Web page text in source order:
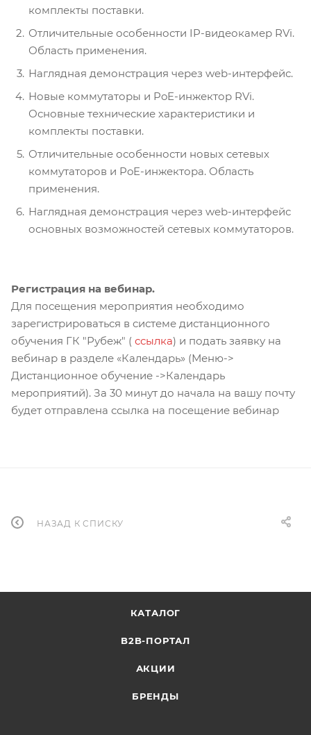
комплекты поставки.
Отличительные особенности IP-видеокамер RVi.
Область применения.
Наглядная демонстрация через web-интерфейс.
Новые коммутаторы и PoE-инжектор RVi.
Основные технические характеристики и
комплекты поставки.
Отличительные особенности новых сетевых
коммутаторов и PoE-инжектора. Область
применения.
Наглядная демонстрация через web-интерфейс
основных возможностей сетевых коммутаторов.
Регистрация на вебинар.
Для посещения мероприятия необходимо
зарегистрироваться в системе дистанционного
обучения ГК "Рубеж" ( ссылка) и подать заявку на
вебинар в разделе «Календарь» (Меню->
Дистанционное обучение ->Календарь
мероприятий). За 30 минут до начала на вашу почту
будет отправлена ссылка на посещение вебинар
НАЗАД К СПИСКУ
КАТАЛОГ
B2B-ПОРТАЛ
АКЦИИ
БРЕНДЫ